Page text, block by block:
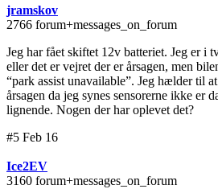
jramskov
2766 forum+messages_on_forum
Jeg har fået skiftet 12v batteriet. Jeg er i
eller det er vejret der er årsagen, men
“park assist unavailable”. Jeg hælder til
årsagen da jeg synes sensorerne ikke er
lignende. Nogen der har oplevet det?
#5 Feb 16
Ice2EV
3160 forum+messages_on_forum